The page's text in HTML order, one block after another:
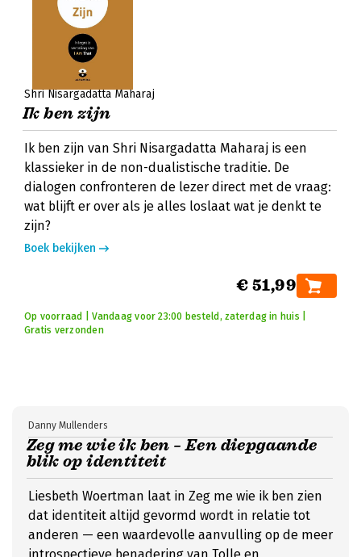
Shri Nisargadatta Maharaj
Ik ben zijn
Ik ben zijn van Shri Nisargadatta Maharaj is een
klassieker in de non-dualistische traditie. De
dialogen confronteren de lezer direct met de vraag:
wat blijft er over als je alles loslaat wat je denkt te
zijn?
Boek bekijken
€ 51,99
Op voorraad | Vandaag voor 23:00 besteld, zaterdag in huis |
Gratis verzonden
Zeg me wie ik ben – Een diepgaande
blik op identiteit
Danny Mullenders
Liesbeth Woertman laat in Zeg me wie ik ben zien
dat identiteit altijd gevormd wordt in relatie tot
anderen — een waardevolle aanvulling op de meer